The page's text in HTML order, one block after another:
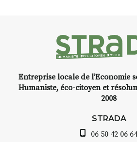
avez ouvert
Auzon…
Entreprise locale de l’Economie
Humaniste, éco-citoyen et
2008
STRADA
06 50 42 06 64